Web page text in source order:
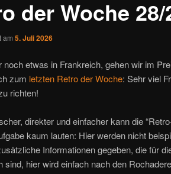
der Woche 28/
am 5. Juli 2026
noch etwas in Frankreich, gehen wir im
zum letzten Retro der Woche: Sehr viel
richten!
direkter und einfacher kann die
kaum lauten: Hier werden nicht
Informationen gegeben, die für
sind, hier wird einfach nach den